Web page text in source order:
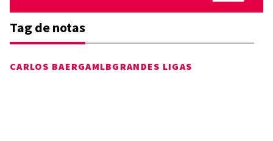
Tag de notas
CARLOS BAERGAMLBGRANDES LIGAS